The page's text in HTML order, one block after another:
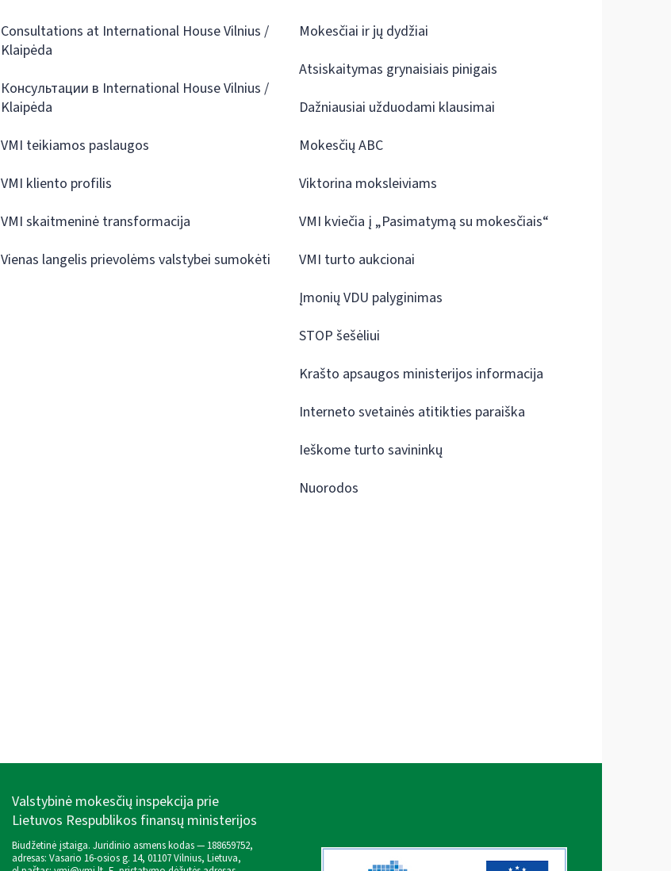
Consultations at International House Vilnius /
Klaipėda
Консультации в International House Vilnius /
Klaipėda
VMI teikiamos paslaugos
VMI kliento profilis
VMI skaitmeninė transformacija
Vienas langelis prievolėms valstybei sumokėti
Mokesčiai ir jų dydžiai
Atsiskaitymas grynaisiais pinigais
Dažniausiai užduodami klausimai
Mokesčių ABC
Viktorina moksleiviams
VMI kviečia į „Pasimatymą su mokesčiais“
VMI turto aukcionai
Įmonių VDU palyginimas
STOP šešėliui
Krašto apsaugos ministerijos informacija
Interneto svetainės atitikties paraiška
Ieškome turto savininkų
Nuorodos
Valstybinė mokesčių inspekcija prie
Lietuvos Respublikos finansų ministerijos
Biudžetinė įstaiga. Juridinio asmens kodas — 188659752,
adresas: Vasario 16-osios g. 14, 01107 Vilnius, Lietuva,